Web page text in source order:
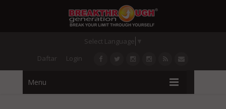
Select Language
Daftar
Login
Menu